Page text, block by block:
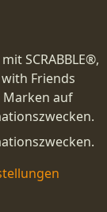
SCRABBLE®,
Friends
auf